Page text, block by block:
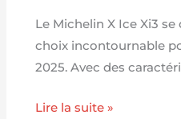
Le Michelin X Ice Xi3
choix incontournable
2025. Avec des
Lire la suite »